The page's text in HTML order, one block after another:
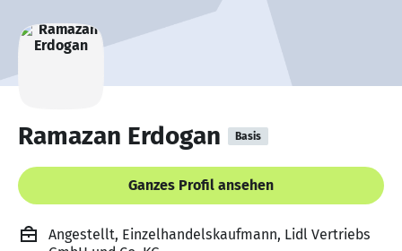
Ramazan Erdogan Basis
Ganzes Profil ansehen
Angestellt, Einzelhandelskaufmann, Lidl Vertriebs